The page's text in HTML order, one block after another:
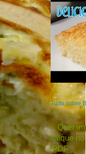
Tudo sobre
Quer
Clique no
PDF